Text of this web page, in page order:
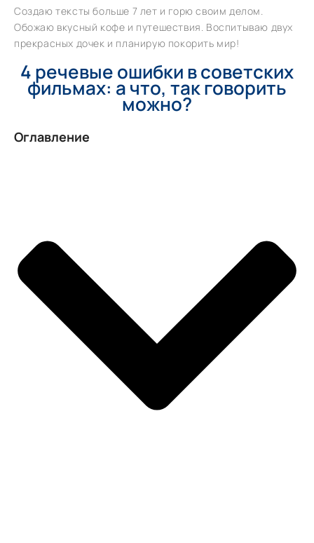
Создаю тексты больше 7 лет и горю своим делом.
Обожаю вкусный кофе и путешествия. Воспитываю двух
прекрасных дочек и планирую покорить мир!
4 речевые ошибки в советских
фильмах: а что, так говорить
можно?
Оглавление